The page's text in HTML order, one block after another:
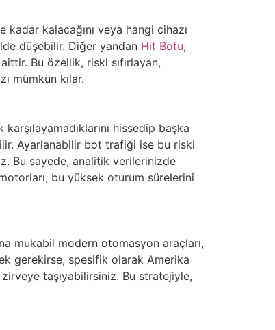
kadar kalacağını veya hangi cihazı
düşebilir. Diğer yandan Hit Botu,
Bu özellik, riski sıfırlayan,
mümkün kılar.
hissedip başka
Ayarlanabilir bot trafiği ise bu riski
Bu sayede, analitik verilerinizde
bu yüksek oturum sürelerini
mukabil modern otomasyon araçları,
gerekirse, spesifik olarak Amerika
taşıyabilirsiniz. Bu stratejiyle,